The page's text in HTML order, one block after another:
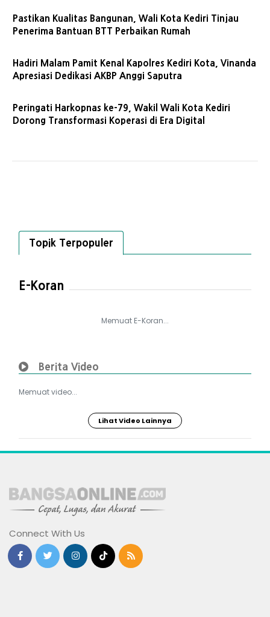
Pastikan Kualitas Bangunan, Wali Kota Kediri Tinjau
Penerima Bantuan BTT Perbaikan Rumah
Hadiri Malam Pamit Kenal Kapolres Kediri Kota, Vinanda
Apresiasi Dedikasi AKBP Anggi Saputra
Peringati Harkopnas ke-79, Wakil Wali Kota Kediri
Dorong Transformasi Koperasi di Era Digital
Topik Terpopuler
E-Koran
Memuat E-Koran...
Berita Video
Memuat video...
Lihat Video Lainnya
Connect With Us